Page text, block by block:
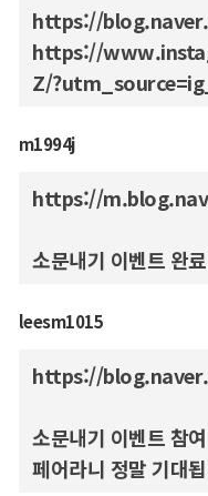
https://
https://
Z/
m1994j
https://
소문내기 이벤트 완
leesm1015
https://
소문내기 이벤트 참
페어라니 정말 기대